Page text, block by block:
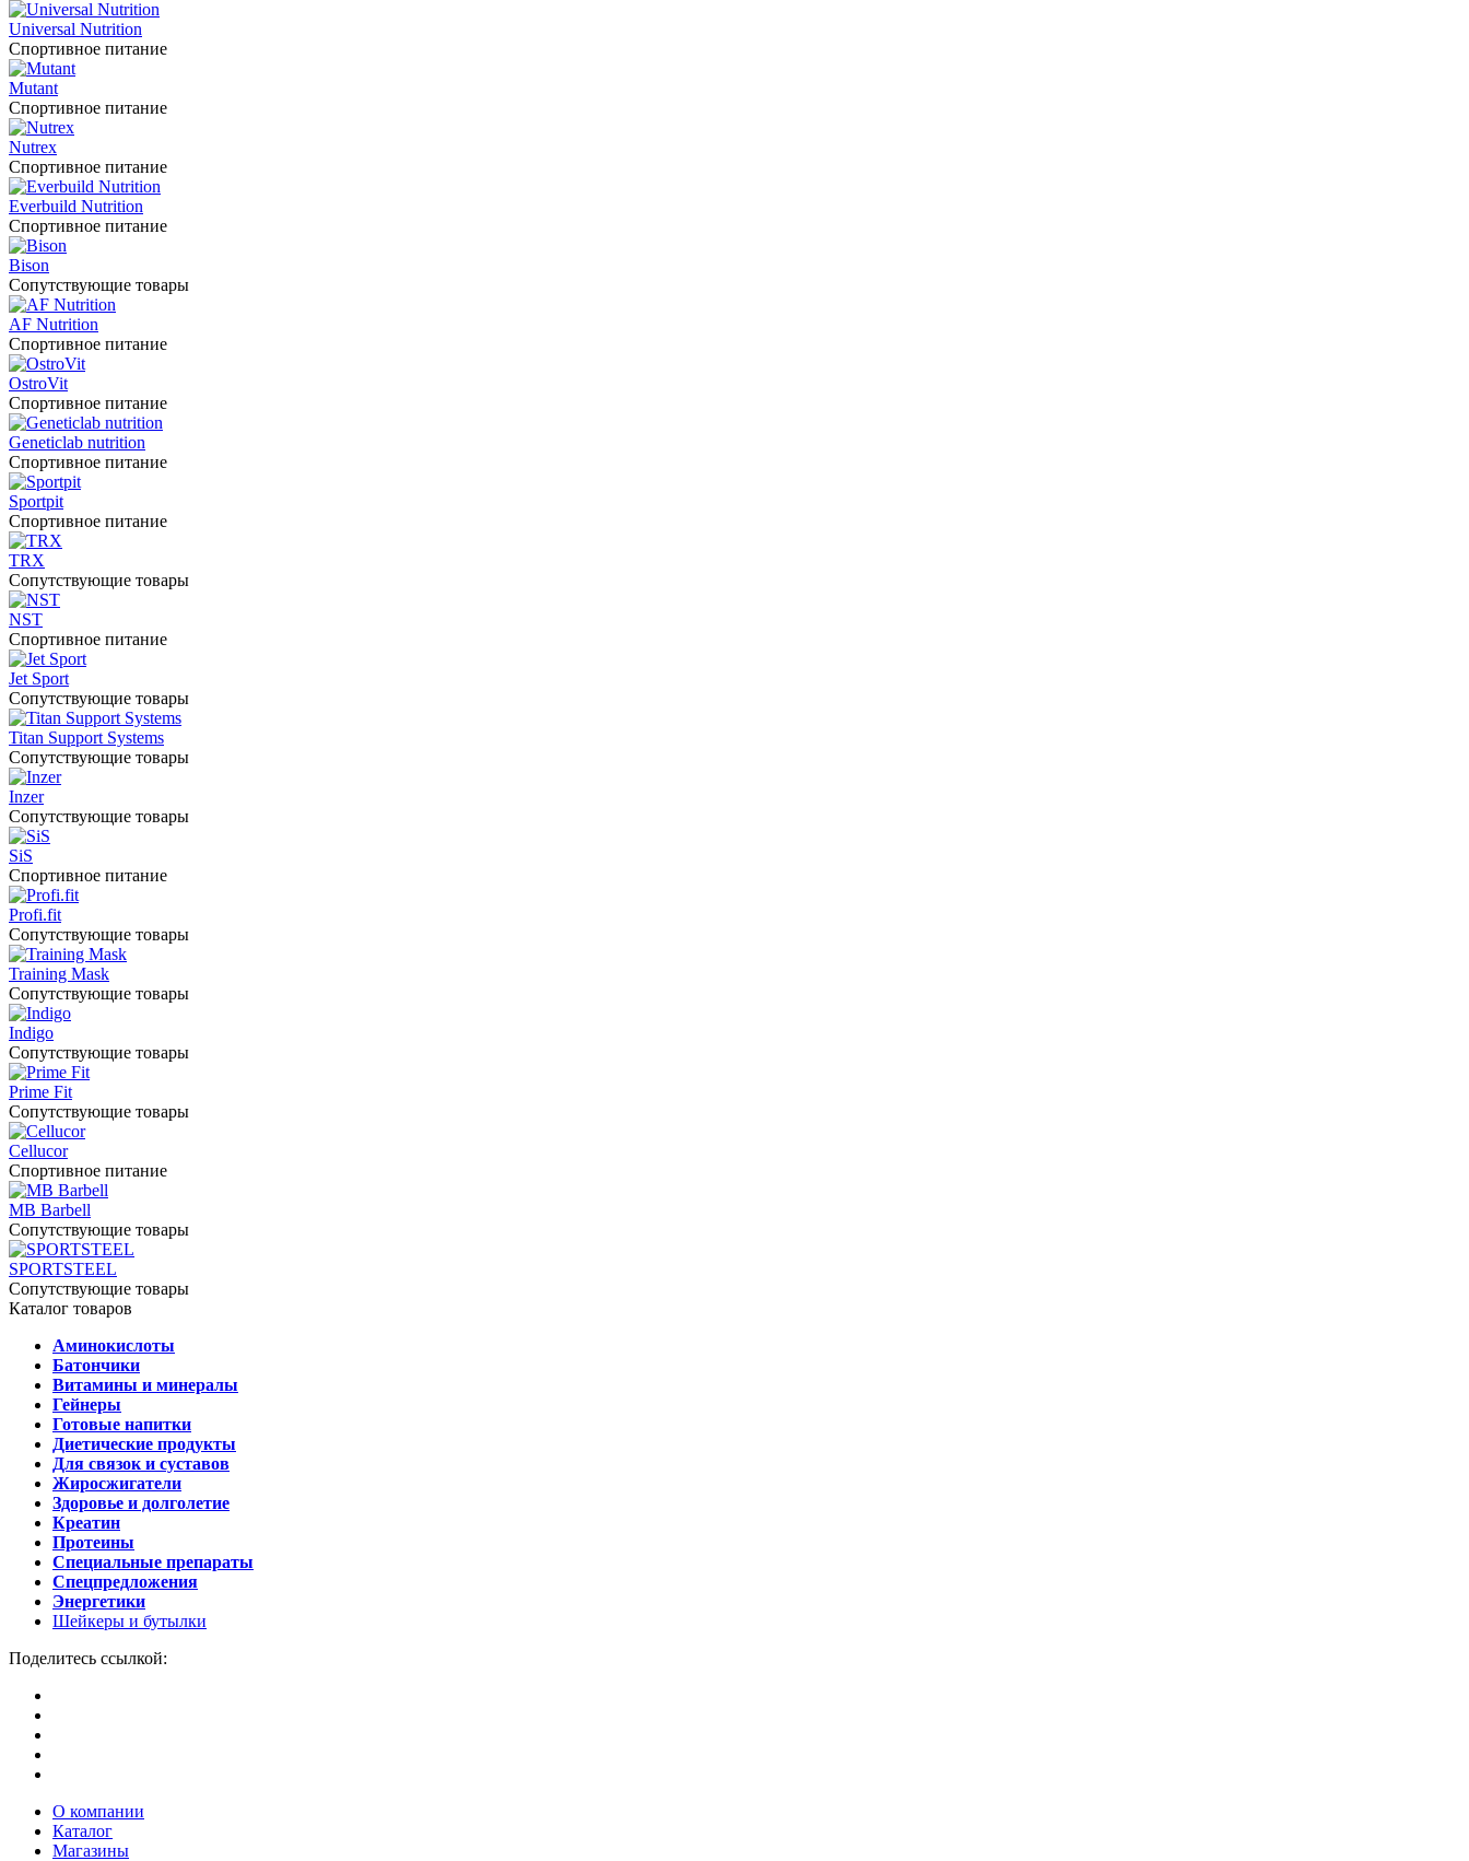
Universal Nutrition
Спортивное питание
Mutant
Спортивное питание
Nutrex
Спортивное питание
Everbuild Nutrition
Спортивное питание
Bison
Сопутствующие товары
AF Nutrition
Спортивное питание
OstroVit
Спортивное питание
Geneticlab nutrition
Спортивное питание
Sportpit
Спортивное питание
TRX
Сопутствующие товары
NST
Спортивное питание
Jet Sport
Сопутствующие товары
Titan Support Systems
Сопутствующие товары
Inzer
Сопутствующие товары
SiS
Спортивное питание
Profi.fit
Сопутствующие товары
Training Mask
Сопутствующие товары
Indigo
Сопутствующие товары
Prime Fit
Сопутствующие товары
Cellucor
Спортивное питание
MB Barbell
Сопутствующие товары
SPORTSTEEL
Сопутствующие товары
Каталог товаров
Аминокислоты
Батончики
Витамины и минералы
Гейнеры
Готовые напитки
Диетические продукты
Для связок и суставов
Жиросжигатели
Здоровье и долголетие
Креатин
Протеины
Специальные препараты
Спецпредложения
Энергетики
Шейкеры и бутылки
Поделитесь ссылкой:
О компании
Каталог
Магазины